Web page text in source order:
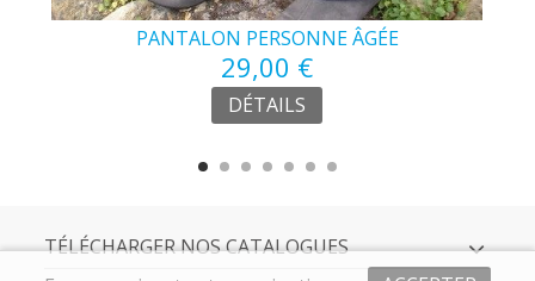
PANTALON PERSONNE ÂGÉE
29,00 €
DÉTAILS
TÉLÉCHARGER NOS CATALOGUES